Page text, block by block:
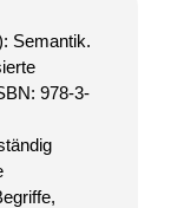
Semantik.
978-3-